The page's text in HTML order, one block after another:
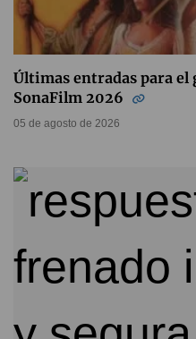
Últimas entradas para el
SonaFilm 2026
05 de agosto de 2026